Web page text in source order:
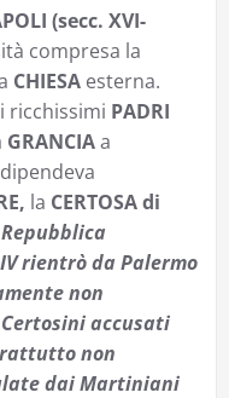
(secc. XVI-
compresa la
CHIESA esterna.
ricchissimi PADRI
GRANCIAa
la CERTOSA di
rientrò da Palermo
non
accusati
non
dai Martiniani